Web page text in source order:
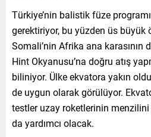
Türkiye’nin balistik füze
gerektiriyor, bu yüzden üs büyük
Somali’nin Afrika ana
Hint Okyanusu’na doğru atış
biliniyor. Ülke ekvatora yakın
de uygun olarak görülüyor.
testler uzay roketlerinin
da yardımcı olacak.